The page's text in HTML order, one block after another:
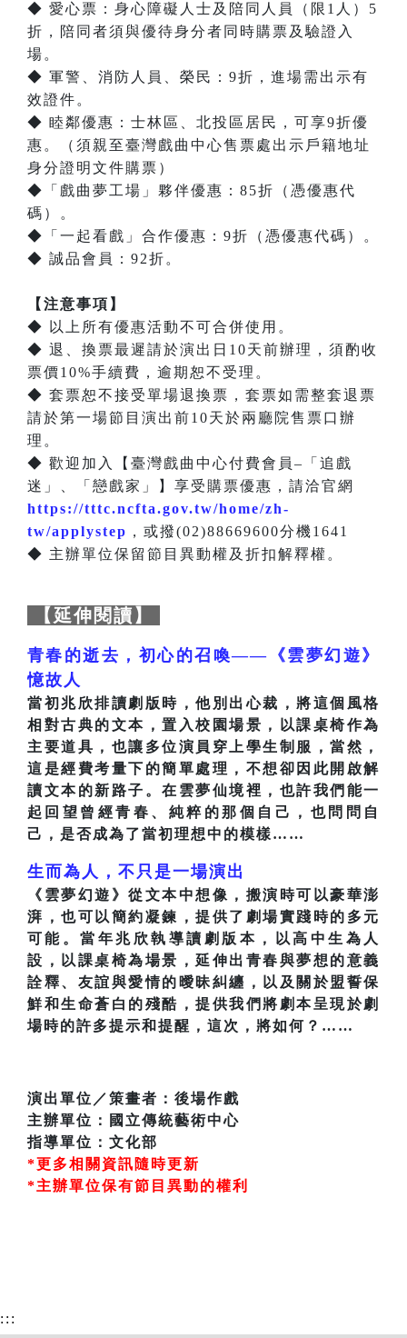
◆ 愛心票：身心障礙人士及陪同人員（限1人）5
折，陪同者須與優待身分者同時購票及驗證入
場。
◆ 軍警、消防人員、榮民：9折，進場需出示有
效證件。
◆ 睦鄰優惠：士林區、北投區居民，可享9折優
惠。（須親至臺灣戲曲中心售票處出示戶籍地址
身分證明文件購票）
◆「戲曲夢工場」夥伴優惠：85折（憑優惠代
碼）。
◆「一起看戲」合作優惠：9折（憑優惠代碼）。
◆ 誠品會員：92折。
【注意事項】
◆ 以上所有優惠活動不可合併使用。
◆ 退、換票最遲請於演出日10天前辦理，須酌收
票價10%手續費，逾期恕不受理。
◆ 套票恕不接受單場退換票，套票如需整套退票
請於第一場節目演出前10天於兩廳院售票口辦
理。
◆ 歡迎加入【臺灣戲曲中心付費會員–「追戲
迷」、「戀戲家」】享受購票優惠，請洽官網
https://tttc.ncfta.gov.tw/home/zh-
tw/applystep ，或撥(02)88669600分機1641
◆ 主辦單位保留節目異動權及折扣解釋權。
【延伸閱讀】
青春的逝去，初心的召喚——《雲夢幻遊》
憶故人
當初兆欣排讀劇版時，他別出心裁，將這個風格
相對古典的文本，置入校園場景，以課桌椅作為
主要道具，也讓多位演員穿上學生制服，當然，
這是經費考量下的簡單處理，不想卻因此開啟解
讀文本的新路子。在雲夢仙境裡，也許我們能一
起回望曾經青春、純粹的那個自己，也問問自
己，是否成為了當初理想中的模樣……
生而為人，不只是一場演出
《雲夢幻遊》從文本中想像，搬演時可以豪華澎
湃，也可以簡約凝鍊，提供了劇場實踐時的多元
可能。當年兆欣執導讀劇版本，以高中生為人
設，以課桌椅為場景，延伸出青春與夢想的意義
詮釋、友誼與愛情的曖昧糾纏，以及關於盟誓保
鮮和生命蒼白的殘酷，提供我們將劇本呈現於劇
場時的許多提示和提醒，這次，將如何？……
演出單位／策畫者：後場作戲
主辦單位：國立傳統藝術中心
指導單位：文化部
*更多相關資訊隨時更新
*主辦單位保有節目異動的權利
:::